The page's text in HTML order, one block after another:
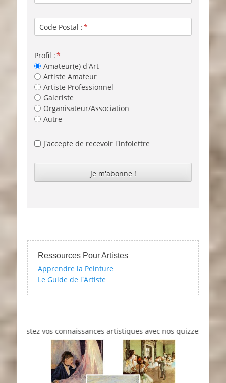
Code Postal :
Profil :
Amateur(e) d'Art
Artiste Amateur
Artiste Professionnel
Galeriste
Organisateur/Association
Autre
J'accepte de recevoir l'infolettre
Ressources Pour Artistes
Apprendre la Peinture
Le Guide de l'Artiste
vos connaissances artistiques avec nos quizzes sur